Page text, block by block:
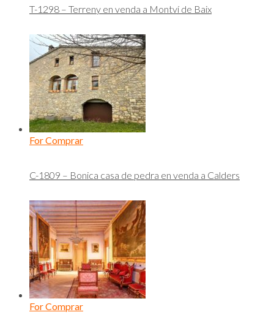
T-1298 – Terreny en venda a Montví de Baix
For Comprar
C-1809 – Bonica casa de pedra en venda a Calders
For Comprar